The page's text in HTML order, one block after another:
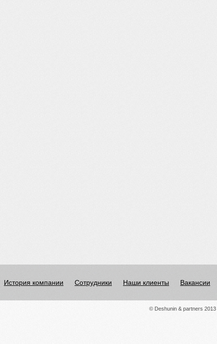
История компании Сотрудники Наши клиенты Вакансии
© Deshunin & partners 2013